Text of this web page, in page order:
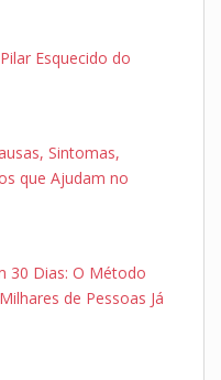
Esquecido do
Sintomas,
que Ajudam no
30 Dias: O Método
de Pessoas Já